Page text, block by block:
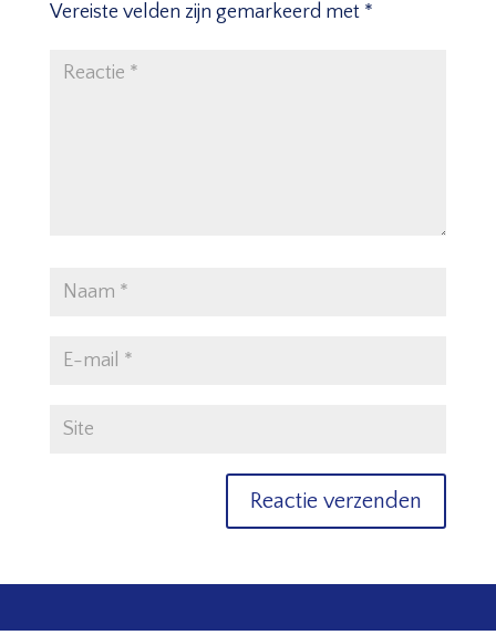
Vereiste velden zijn gemarkeerd met *